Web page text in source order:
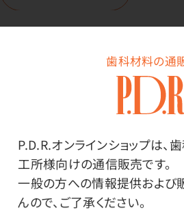
歯科材料の通
P.D.R.オンラインショップは、
工所様向けの通信販売です。
一般の方への情報提供および
んので、ご了承ください。
商品番号：
在庫：○
色：
ブラック
3XLサイズ
価格はログイン後表示